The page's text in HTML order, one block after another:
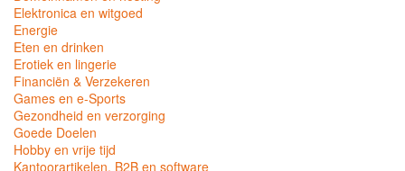
Elektronica en witgoed
Energie
Eten en drinken
Erotiek en lingerie
Financiën & Verzekeren
Games en e-Sports
Gezondheid en verzorging
Goede Doelen
Hobby en vrije tijd
Kantoorartikelen, B2B en software